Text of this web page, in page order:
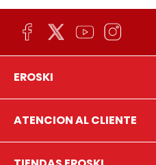
EROSKI
ATENCION AL CLIENTE